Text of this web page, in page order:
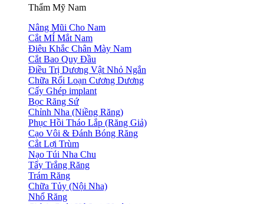
Thẩm Mỹ Nam
Nâng Mũi Cho Nam
Cắt MÍ Mắt Nam
Điêu Khắc Chân Mày Nam
Cắt Bao Quy Đầu
Điều Trị Dương Vật Nhỏ Ngắn
Chữa Rối Loạn Cương Dương
Cấy Ghép implant
Bọc Răng Sứ
Chỉnh Nha (Niềng Răng)
Phục Hồi Tháo Lắp (Răng Giả)
Cạo Vôi & Đánh Bóng Răng
Cắt Lợi Trùm
Nạo Túi Nha Chu
Tẩy Trắng Răng
Trám Răng
Chữa Tủy (Nội Nha)
Nhổ Răng